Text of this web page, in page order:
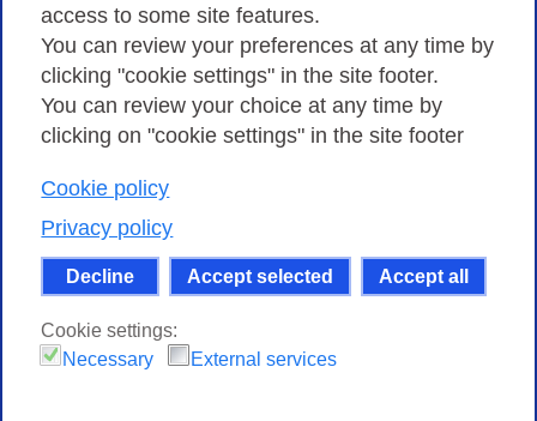
access to some site features.
You can review your preferences at any time by
clicking "cookie settings" in the site footer.
You can review your choice at any time by
clicking on "cookie settings" in the site footer
Cookie policy
Privacy policy
Decline Accept selected Accept all
Cookie settings:
Necessary
External services
Cookies Policy
Amministrazione trasparente
Consortium GARR - Via dei Tizii, 6 - 00185 Rome
| Phone 0649622000 - Fax 0649622044 | CF 97284570583 – PI
07577141000 | Recipient Code 7EU9KEU |
Except where otherwise noted, content on this site
Commercial-Share Alike 4.0 International